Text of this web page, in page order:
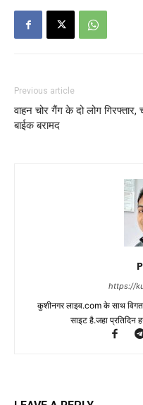
Previous article
वाहन चोर गैंग के दो लोग गिरफ्तार,
बाईक बरामद
https://
कुशीनगर लाइव.com के साथ
साइट है.जहा प्रतिदिन